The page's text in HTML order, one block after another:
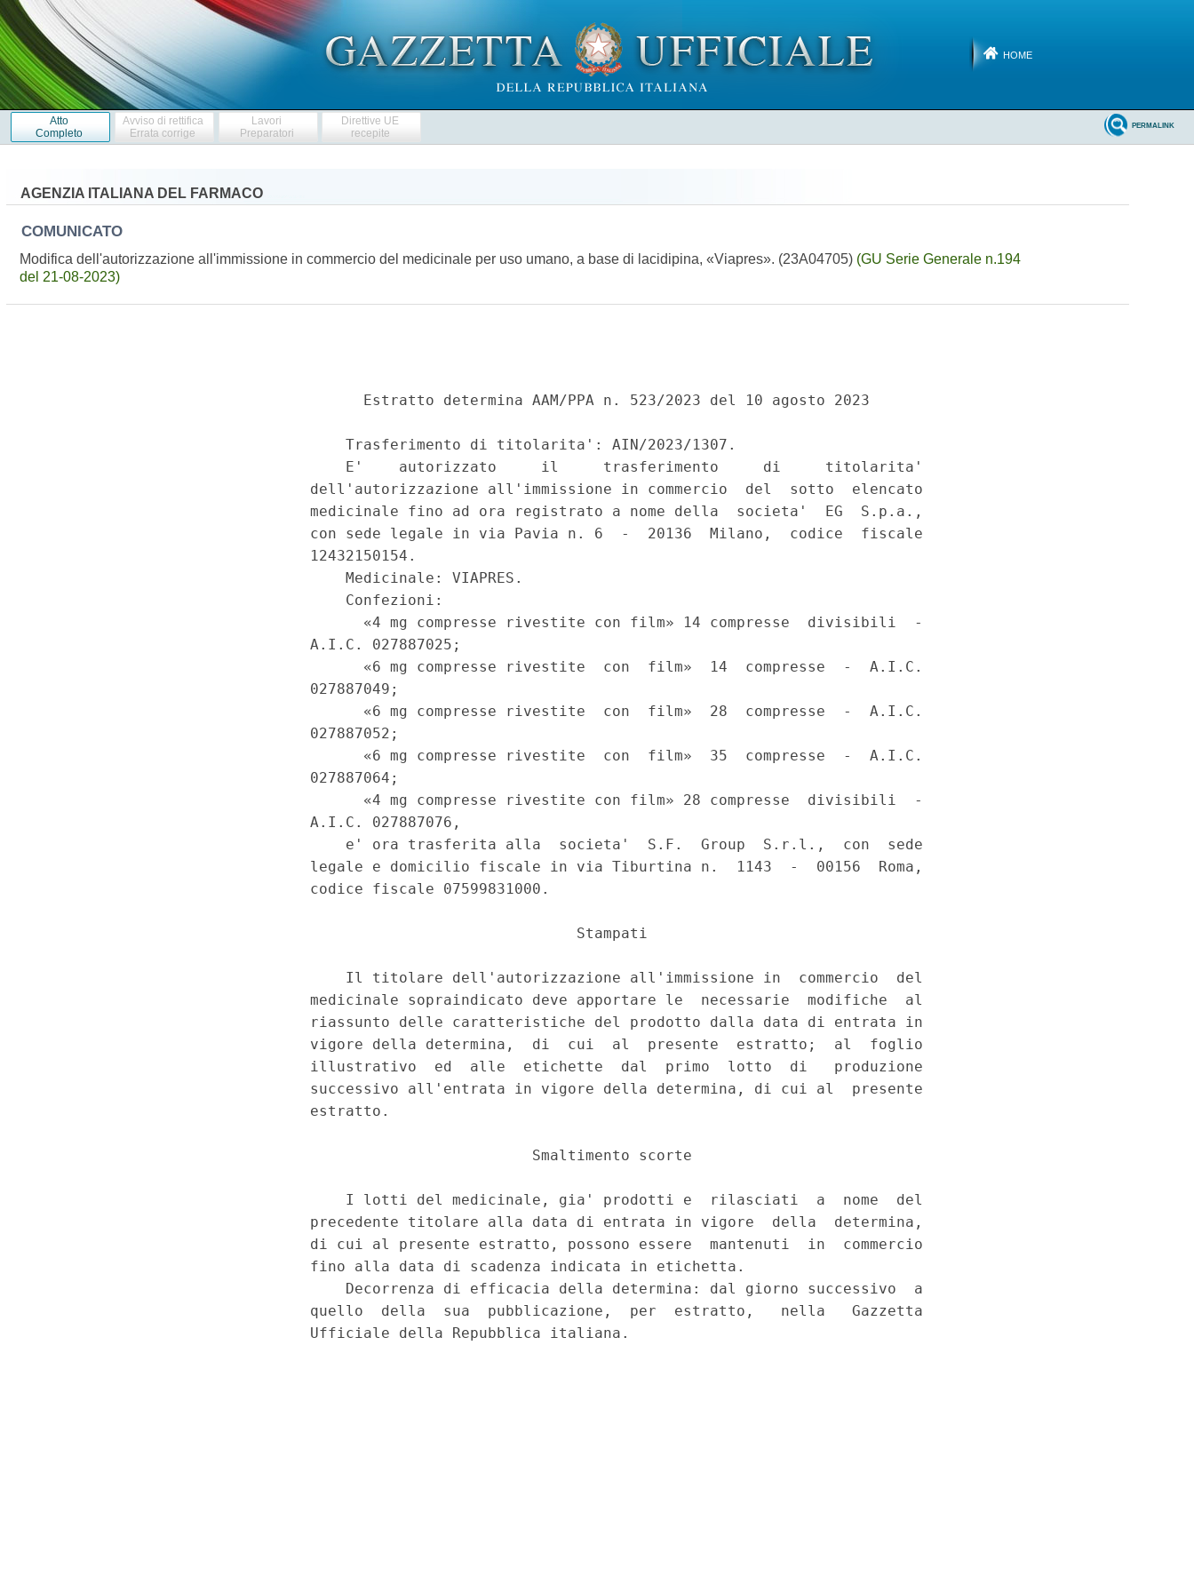
HOME
Atto
Completo
Avviso di rettifica
Errata corrige
Lavori
Preparatori
Direttive UE
recepite
PERMALINK
AGENZIA ITALIANA DEL FARMACO
COMUNICATO
Modifica dell'autorizzazione all'immissione in commercio del medicinale per uso umano, a base di lacidipina, «Viapres». (23A04705) (GU Serie Generale n.194
del 21-08-2023)